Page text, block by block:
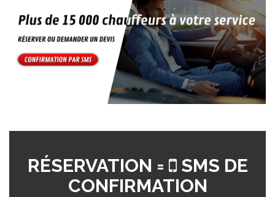
RÉSERVATION =
SMS DE
CONFIRMATION